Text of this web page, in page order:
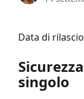
Data di
singolo